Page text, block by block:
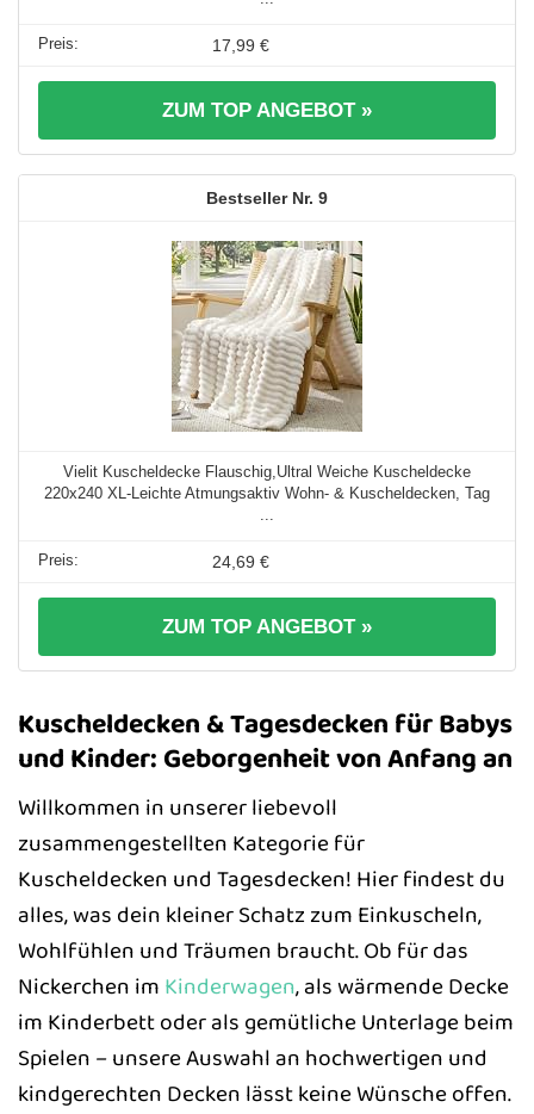
17,99 €
ZUM TOP ANGEBOT »
9
Vielit Kuscheldecke Flauschig,Ultral Weiche Kuscheldecke
220x240 XL-Leichte Atmungsaktiv Wohn- & Kuscheldecken, Tag
24,69 €
ZUM TOP ANGEBOT »
Kuscheldecken & Tagesdecken für Babys
und Kinder: Geborgenheit von Anfang an
Willkommen in unserer liebevoll
zusammengestellten Kategorie für
Kuscheldecken und Tagesdecken! Hier findest du
alles, was dein kleiner Schatz zum Einkuscheln,
Wohlfühlen und Träumen braucht. Ob für das
Nickerchen im Kinderwagen, als wärmende Decke
im Kinderbett oder als gemütliche Unterlage beim
Spielen – unsere Auswahl an hochwertigen und
kindgerechten Decken lässt keine Wünsche offen.